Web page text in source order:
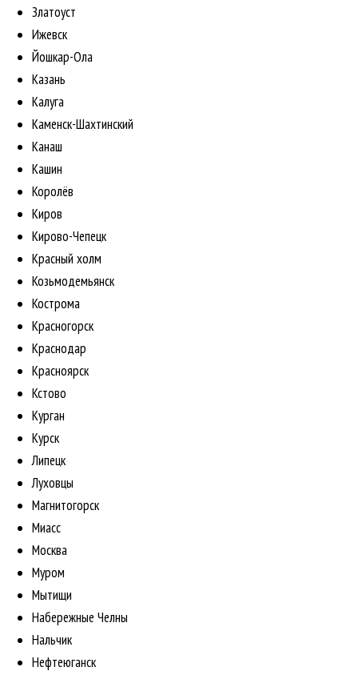
Златоуст
Ижевск
Йошкар-Ола
Казань
Калуга
Каменск-Шахтинский
Канаш
Кашин
Королёв
Киров
Кирово-Чепецк
Красный холм
Козьмодемьянск
Кострома
Красногорск
Краснодар
Красноярск
Кстово
Курган
Курск
Липецк
Луховцы
Магнитогорск
Миасс
Москва
Муром
Мытищи
Набережные Челны
Нальчик
Нефтеюганск